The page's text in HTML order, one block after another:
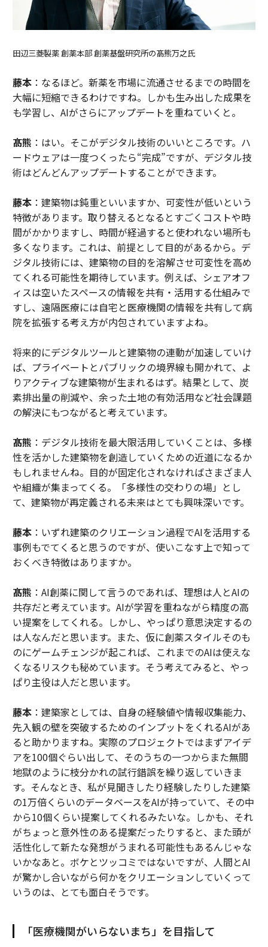
田辺三菱製薬 創薬本部 創薬基盤研究所の髙熊万之氏
藤本：なるほど。新薬を市場に流通させるまでの時間を
大幅に短縮できるわけですね。しかも生み出した成果を
も学習し、AIがさらにアップデートを重ねていくと。
髙熊 ：はい。そこがデジタル技術のいいところです。ハ
ードウェアは一度つくったら“完成”ですが、デジタル技
術はどんどんアップデートすることができます。
藤本：建築物は鈍重といいますか、可変性が低いという
特徴があります。取り替えるとなるとすごくコストや時
間がかかりますし、時間が経過すると使われない場所も
多くなります。これは、前提として目的があるから。デ
ジタル技術には、建築物の目的を溶解させ可変性を高め
てくれる可能性を期待しています。例えば、シェアオフ
ィスは空いたスペースの情報を共有・活用する仕組みで
すし、遠隔医療には自宅と医療機関の情報を共有して病
院を拡張する考え方が内包されていますよね。
将来的にデジタルツールと建築物の連動が加速していけ
ば、プライベートとパブリックの境界線も開かれて、よ
りアクティブな建築物が生まれるはず。結果として、炭
素排出量の削減や、余った土地の有効活用など社会課題
の解決にもつながると考えています。
髙熊 ：デジタル技術を最大限活用していくことは、多様
性を活かした建築物を創造していくための近道になるか
もしれませんね。目的が固定化されなければさまざま人
や組織が集まってくる。「多様性の交わりの場」とし
て、建築物が再定義される未来はとても興味深いです。
藤本：いずれ建築のクリエーション過程でAIを活用する
事例もでてくると思うのですが、使いこなす上で知って
おくべき特徴はありますか。
髙熊 ：AI創薬に関して言うのであれば、理想は人とAIの
共存だと考えています。AIが学習を重ねながら精度の高
い提案をしてくれる。しかし、やっぱり意思決定するの
は人なんだと思います。また、仮に創薬スタイルそのも
のにゲームチェンジが起これば、これまでのAIは使えな
くなるリスクも秘めています。そう考えてみると、やっ
ぱり主役は人だと思います。
藤本：建築家としては、自身の経験値や情報収集能力、
先入観の壁を突破するためのインプットをくれるAIがあ
ると助かりますね。実際のプロジェクトではまずアイデ
アを100個ぐらい出して、そのうちの一つからまた無間
地獄のように枝分かれの試行錯誤を繰り返していきま
す。そんなとき、私が見聞きしたり経験したりした建築
の1万倍くらいのデータベースをAIが持っていて、その中
から10個くらい提案してくれるみたいな。しかも、それ
がちょっと意外性のある提案だったりすると、また頭が
活性化して新たな発想がうまれる可能性もあるんじゃな
いかなあと。ボケとツッコミではないですが、人間とAI
が驚かし合いながら何かをクリエーションしていくって
いうのは、とても面白そうです。
「医療機関がいらないまち」を目指して